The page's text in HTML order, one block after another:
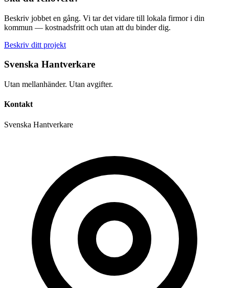
Beskriv jobbet en gång. Vi tar det vidare till lokala firmor i din
kommun — kostnadsfritt och utan att du binder dig.
Beskriv ditt projekt
Svenska Hantverkare
Utan mellanhänder. Utan avgifter.
Kontakt
Svenska Hantverkare